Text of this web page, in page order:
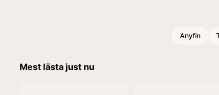
Anyfin
Mest lästa just nu